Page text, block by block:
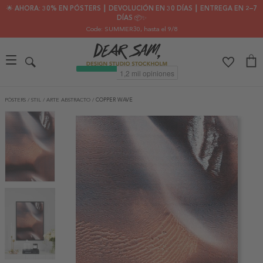
🌟 AHORA: 30% EN PÓSTERS ┃ DEVOLUCIÓN EN 30 DÍAS ┃ ENTREGA EN 2–7
DÍAS 📦✨
Code: SUMMER30, hasta el 9/8
PÓSTERS / STIL / ARTE ABSTRACTO / COPPER WAVE